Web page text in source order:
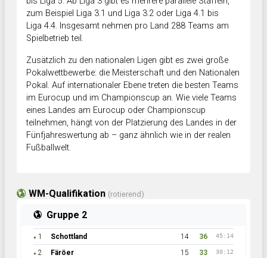
zum Beispiel Liga 3.1 und Liga 3.2 oder Liga 4.1 bis
Liga 4.4. Insgesamt nehmen pro Land 288 Teams am
Spielbetrieb teil.
Zusätzlich zu den nationalen Ligen gibt es zwei große
Pokalwettbewerbe: die Meisterschaft und den Nationalen
Pokal. Auf internationaler Ebene treten die besten Teams
im Eurocup und im Championscup an. Wie viele Teams
eines Landes am Eurocup oder Championscup
teilnehmen, hängt von der Platzierung des Landes in der
Fünfjahreswertung ab – ganz ähnlich wie in der realen
Fußballwelt.
WM-Qualifikation (rotierend)
Gruppe 2
● 1 Schottland 14 36 45:14
● 2 Färöer 15 33 30:12